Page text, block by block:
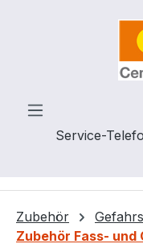
Zum Hauptinhalt
Service-
Zubehör
Zubehör Fass-